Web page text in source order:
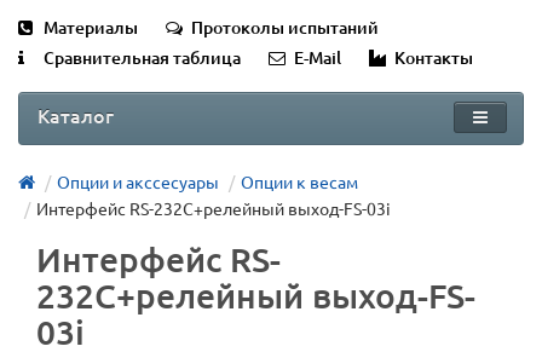
Материалы
Протоколы испытаний
Сравнительная таблица
E-Mail Контакты
Каталог
Опции и акссесуары
Опции к весам
Интерфейс RS-232C+релейный выход-FS-03i
Интерфейс RS-
232C+релейный выход-FS-
03i